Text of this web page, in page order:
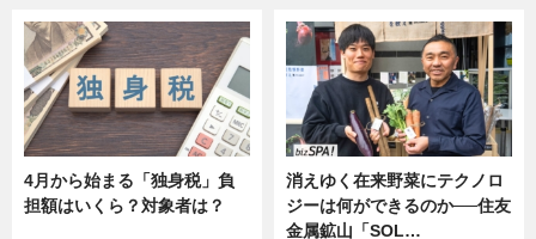
4月から始まる「独身税」負
担額はいくら？対象者は？
消えゆく在来野菜にテクノロ
ジーは何ができるのか──住友
金属鉱山「SOL…